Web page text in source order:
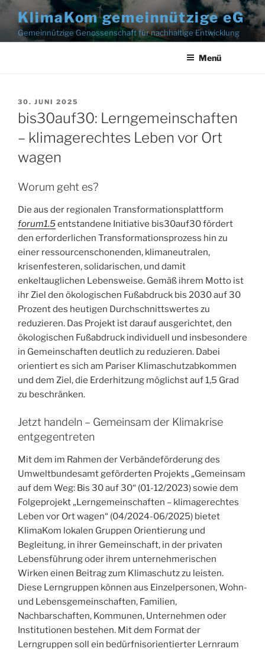
Zum
Inhalt
springen
KlimaKom gemeinnützige eG
Gemeinnützige Genossenschaft für nachhaltige Entwicklung
Menü
30. JUNI 2025
bis30auf30: Lerngemeinschaften
– klimagerechtes Leben vor Ort
wagen
Worum geht es?
Die aus der regionalen Transformationsplattform
forum1.5entstandene Initiative bis30auf30 fördert
den erforderlichen Transformationsprozess hin zu
einer ressourcenschonenden, klimaneutralen,
krisenfesteren, solidarischen, und damit
enkeltauglichen Lebensweise. Gemäß ihrem Motto ist
ihr Ziel den ökologischen Fußabdruck bis 2030 auf 30
Prozent des heutigen Durchschnittswertes zu
reduzieren. Das Projekt ist darauf ausgerichtet, den
ökologischen Fußabdruck individuell und insbesondere
in Gemeinschaften deutlich zu reduzieren. Dabei
orientiert es sich am Pariser Klimaschutzabkommen
und dem Ziel, die Erderhitzung möglichst auf 1,5 Grad
zu beschränken.
Jetzt handeln – Gemeinsam der Klimakrise
entgegentreten
Mit dem im Rahmen der Verbändeförderung des
Umweltbundesamt geförderten Projekts „Gemeinsam
auf dem Weg: Bis 30 auf 30“ (01-12/2023) sowie dem
Folgeprojekt „Lerngemeinschaften – klimagerechtes
Leben vor Ort wagen“ (04/2024-06/2025) bietet
KlimaKom lokalen Gruppen Orientierung und
Begleitung, in ihrer Gemeinschaft, in der privaten
Lebensführung oder ihrem unternehmerischen
Wirken einen Beitrag zum Klimaschutz zu leisten.
Diese Lerngruppen können aus Einzelpersonen, Wohn-
und Lebensgemeinschaften, Familien,
Nachbarschaften, Kommunen, Unternehmen oder
Institutionen bestehen. Mit dem Format der
Lerngruppen soll ein bedürfnisorientierter Lernraum